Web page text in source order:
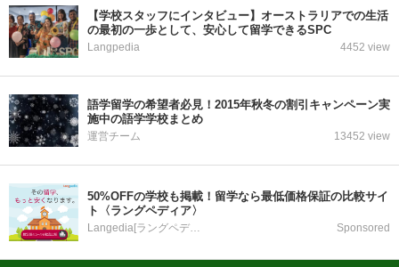
【学校スタッフにインタビュー】オーストラリアでの生活
の最初の一歩として、安心して留学できるSPC
Langpedia 4452 view
語学留学の希望者必見！2015年秋冬の割引キャンペーン実
施中の語学学校まとめ
運営チーム 13452 view
50%OFFの学校も掲載！留学なら最低価格保証の比較サイ
ト〈ラングペディア〉
Langedia[ラングペディア] Sponsored